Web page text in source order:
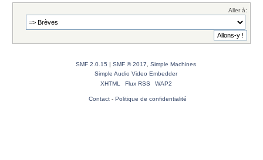
Aller à:
SMF 2.0.15 | SMF © 2017
Simple Machines
Simple Audio Video Embedder
XHTML
Flux RSS WAP2
Contact- Politique de confidentialité